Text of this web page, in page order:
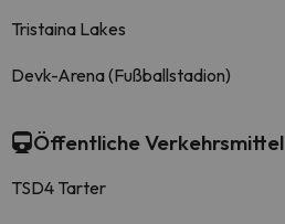
Tristaina Lakes
Devk-Arena (Fußballstadion)
Öffentliche Verkehrsmittel
TSD4 Tarter